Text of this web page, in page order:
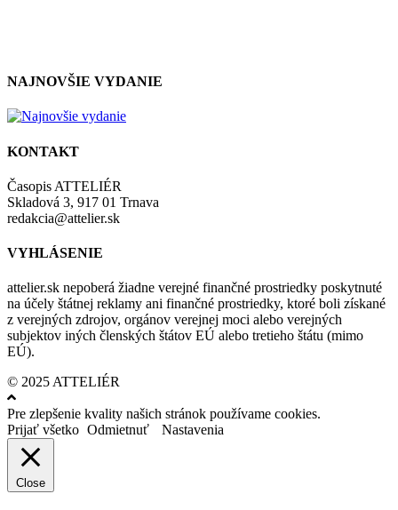
NAJNOVŠIE VYDANIE
KONTAKT
Časopis ATTELIÉR
Skladová 3, 917 01 Trnava
redakcia@attelier.sk
VYHLÁSENIE
attelier.sk nepoberá žiadne verejné finančné prostriedky poskytnuté
na účely štátnej reklamy ani finančné prostriedky, ktoré boli získané
z verejných zdrojov, orgánov verejnej moci alebo verejných
subjektov iných členských štátov EÚ alebo tretieho štátu (mimo
EÚ).
© 2025 ATTELIÉR
Pre zlepšenie kvality našich stránok používame cookies.
Prijať všetko Odmietnuť Nastavenia
Close